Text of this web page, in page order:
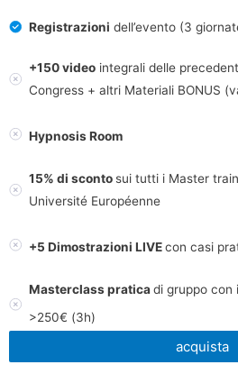
Registrazioni dell’evento (3
+150 video integrali delle
Congress + altri Materiali BONUS
Hypnosis Room
15% di sconto sui tutti i Master
Université Européenne
+5 Dimostrazioni LIVEcon casi
Masterclass praticadi gruppo con
>250€ (3h)
acquista